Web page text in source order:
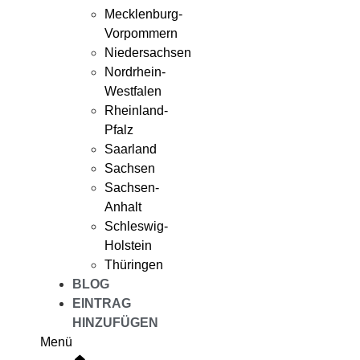
Mecklenburg-
Vorpommern
Niedersachsen
Nordrhein-
Westfalen
Rheinland-
Pfalz
Saarland
Sachsen
Sachsen-
Anhalt
Schleswig-
Holstein
Thüringen
BLOG
EINTRAG
HINZUFÜGEN
Menü